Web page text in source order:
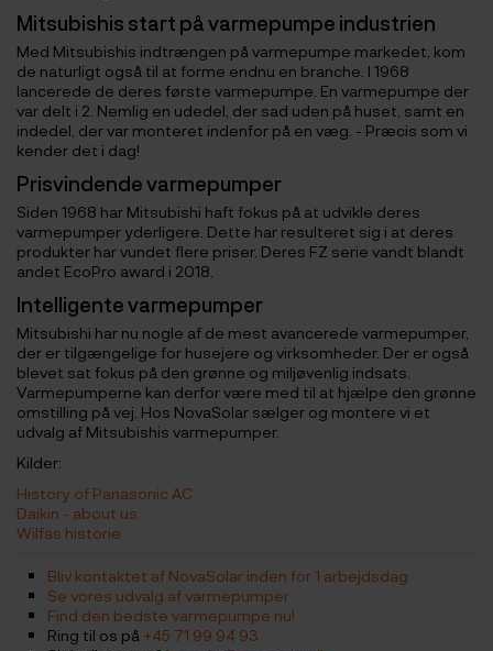
Mitsubishis start på varmepumpe industrien
Med Mitsubishis indtrængen på varmepumpe markedet, kom
de naturligt også til at forme endnu en branche. I 1968
lancerede de deres første varmepumpe. En varmepumpe der
var delt i 2. Nemlig en udedel, der sad uden på huset, samt en
indedel, der var monteret indenfor på en væg. - Præcis som vi
kender det i dag!
Prisvindende varmepumper
Siden 1968 har Mitsubishi haft fokus på at udvikle deres
varmepumper yderligere. Dette har resulteret sig i at deres
produkter har vundet flere priser. Deres FZ serie vandt blandt
andet EcoPro award i 2018.
Intelligente varmepumper
Mitsubishi har nu nogle af de mest avancerede varmepumper,
der er tilgængelige for husejere og virksomheder. Der er også
blevet sat fokus på den grønne og miljøvenlig indsats.
Varmepumperne kan derfor være med til at hjælpe den grønne
omstilling på vej. Hos NovaSolar sælger og montere vi et
udvalg af Mitsubishis varmepumper.
Kilder:
History of Panasonic AC
Daikin - about us
Wilfas historie
Bliv kontaktet af NovaSolar inden for 1 arbejdsdag
Se vores udvalg af varmepumper
Find den bedste varmepumpe nu!
Ring til os på +45 71 99 94 93